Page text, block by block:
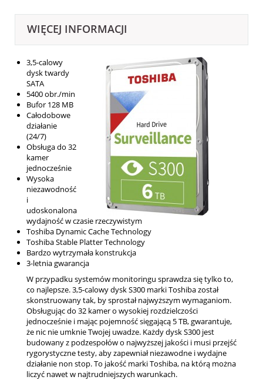
WIĘCEJ INFORMACJI
3,5-calowy
dysk twardy
SATA
5400 obr./min
Bufor 128 MB
Całodobowe
działanie
(24/7)
Obsługa do 32
kamer
jednocześnie
Wysoka
niezawodność
i
udoskonalona
wydajność w czasie rzeczywistym
Toshiba Dynamic Cache Technology
Toshiba Stable Platter Technology
Bardzo wytrzymała konstrukcja
3-letnia gwarancja
W przypadku systemów monitoringu sprawdza się tylko to,
co najlepsze. 3,5-calowy dysk S300 marki Toshiba został
skonstruowany tak, by sprostał najwyższym wymaganiom.
Obsługując do 32 kamer o wysokiej rozdzielczości
jednocześnie i mając pojemność sięgającą 5 TB, gwarantuje,
że nic nie umknie Twojej uwadze. Każdy dysk S300 jest
budowany z podzespołów o najwyższej jakości i musi przejść
rygorystyczne testy, aby zapewniał niezawodne i wydajne
działanie non stop. To jakość marki Toshiba, na którą można
liczyć nawet w najtrudniejszych warunkach.